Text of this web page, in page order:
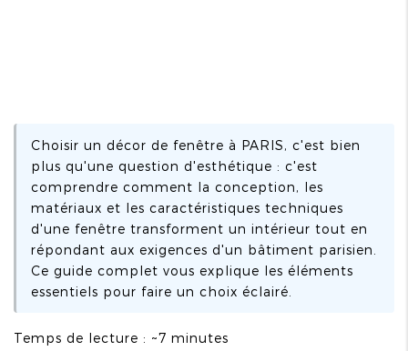
Choisir un décor de fenêtre à PARIS, c'est bien
plus qu'une question d'esthétique : c'est
comprendre comment la conception, les
matériaux et les caractéristiques techniques
d'une fenêtre transforment un intérieur tout en
répondant aux exigences d'un bâtiment parisien.
Ce guide complet vous explique les éléments
essentiels pour faire un choix éclairé.
Temps de lecture : ~7 minutes